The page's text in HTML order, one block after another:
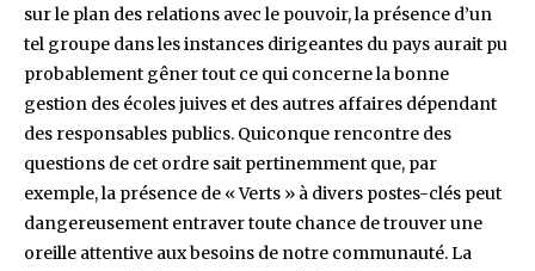
sur le plan des relations avec le pouvoir, la présence d’un
tel groupe dans les instances dirigeantes du pays aurait pu
probablement gêner tout ce qui concerne la bonne
gestion des écoles juives et des autres affaires dépendant
des responsables publics. Quiconque rencontre des
questions de cet ordre sait pertinemment que, par
exemple, la présence de « Verts » à divers postes-clés peut
dangereusement entraver toute chance de trouver une
oreille attentive aux besoins de notre communauté. La